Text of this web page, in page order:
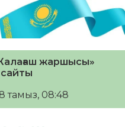
жаршысы»
сайты
тамыз, 08:48